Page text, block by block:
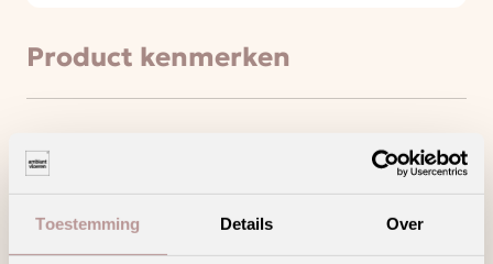
Toestemming Details Over
Product kenmerken
Minder loopgeluid voor meer wooncomfort
Creëer jouw unieke woonstijl met dit trendy
decor en/of patroon
Deze vloer haalt het maximale uit jouw